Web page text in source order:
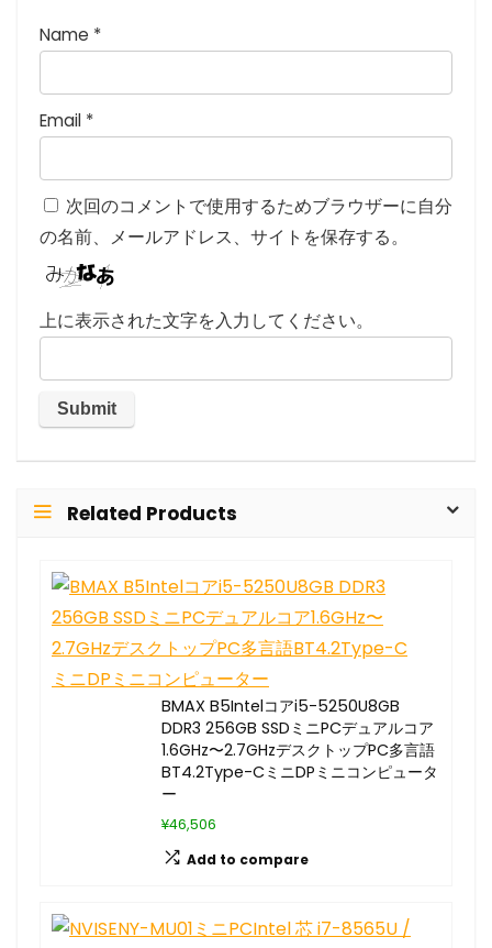
Name *
Email *
次回のコメントで使用するためブラウザーに自分
の名前、メールアドレス、サイトを保存する。
上に表示された文字を入力してください。
Related Products
BMAX B5Intelコアi5-5250U8GB
DDR3 256GB SSDミニPCデュアルコア
1.6GHz〜2.7GHzデスクトップPC多言語
BT4.2Type-CミニDPミニコンピュータ
ー
¥46,506
Add to compare